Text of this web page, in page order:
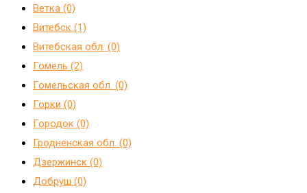
Ветка (0)
Витебск (1)
Витебская обл. (0)
Гомель (2)
Гомельская обл. (0)
Горки (0)
Городок (0)
Гродненская обл. (0)
Дзержинск (0)
Добруш (0)